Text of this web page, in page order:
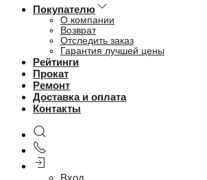
Покупателю
О компании
Возврат
Отследить заказ
Гарантия лучшей цены
Рейтинги
Прокат
Ремонт
Доставка и оплата
Контакты
Вход